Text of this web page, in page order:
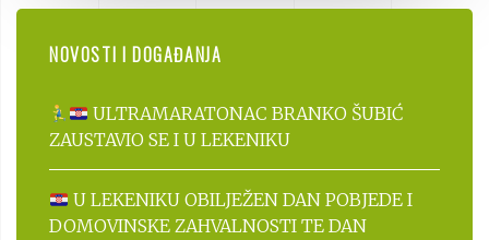
NOVOSTI I DOGAĐANJA
ULTRAMARATONAC BRANKO ŠUBIĆ
ZAUSTAVIO SE I U LEKENIKU
U LEKENIKU OBILJEŽEN DAN POBJEDE I
DOMOVINSKE ZAHVALNOSTI TE DAN